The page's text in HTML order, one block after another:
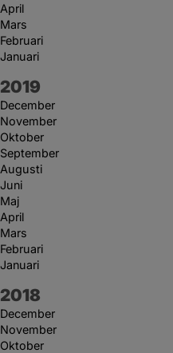
April
Mars
Februari
Januari
År:
2019
December
November
Oktober
September
Augusti
Juni
Maj
April
Mars
Februari
Januari
År:
2018
December
November
Oktober